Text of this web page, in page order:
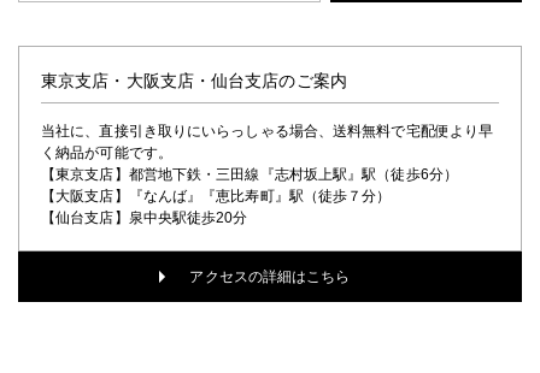
東京支店・大阪支店・仙台支店のご案内
当社に、直接引き取りにいらっしゃる場合、送料無料で宅配便より早
く納品が可能です。
【東京支店】都営地下鉄・三田線『志村坂上駅』駅（徒歩6分）
【大阪支店】『なんば』『恵比寿町』駅（徒歩７分）
【仙台支店】泉中央駅徒歩20分
アクセスの詳細はこちら